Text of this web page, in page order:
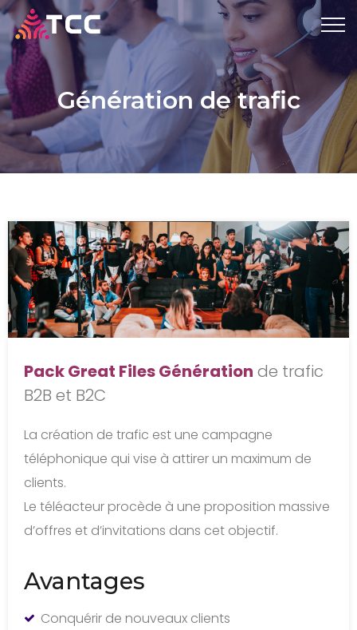
Génération de trafic
Pack Great Files Génération de trafic
B2B et B2C
La création de trafic est une campagne
téléphonique qui vise à attirer un maximum de
clients.
Le téléacteur procède à une proposition massive
d’offres et d’invitations dans cet objectif.
Avantages
Conquérir de nouveaux clients